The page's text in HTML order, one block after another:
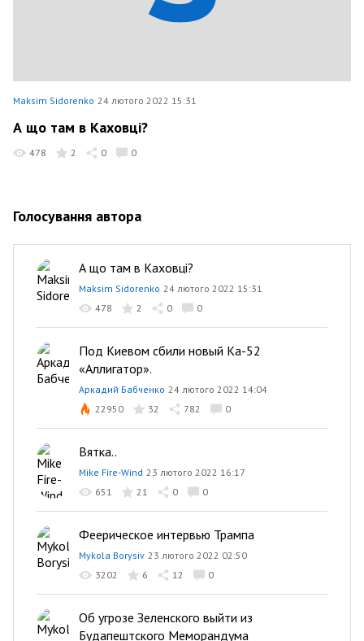
Maksim Sidorenko 24 лютого 2022 15:31
А що там в Каховці?
478 2 0 0
Голосування автора
А що там в Каховці?
Maksim Sidorenko 24 лютого 2022 15:31
478
2 0 0
Под Киевом сбили новый Ка-52
«Аллигатор».
Аркадий Бабченко 24 лютого 2022 14:04
22950
32 782 0
Вятка..
Mike Fire-Wind 23 лютого 2022 16:17
651
21 0 0
Феерическое интервью Трампа
Mykola Borysiv 23 лютого 2022 02:50
3202
6 12 0
Об угрозе Зеленского выйти из
Будапештского Меморандума